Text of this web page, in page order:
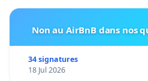
Non au AirBnB dans nos
34 signatures
18 Jul 2026